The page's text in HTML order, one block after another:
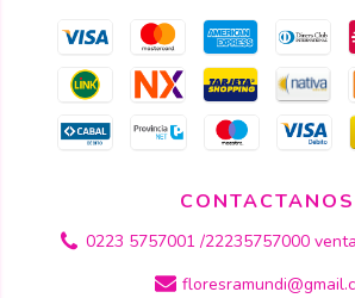
CONTACTANOS
0223 5757001 /22235757000